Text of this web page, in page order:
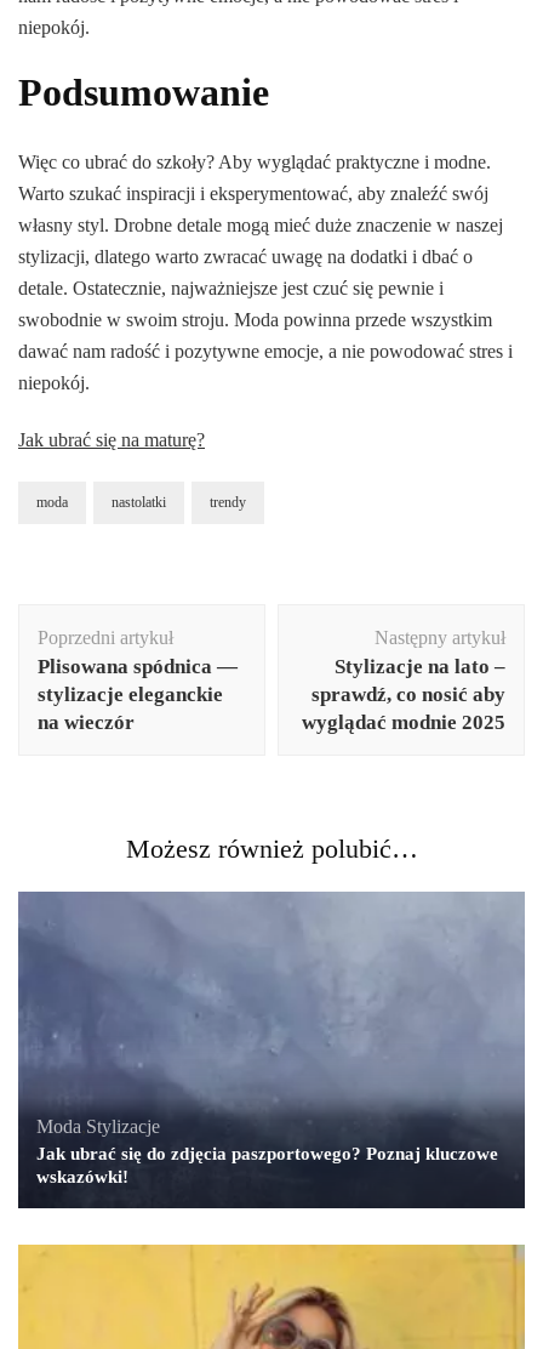
niepokój.
Podsumowanie
Więc co ubrać do szkoły? Aby wyglądać praktyczne i modne.
Warto szukać inspiracji i eksperymentować, aby znaleźć swój
własny styl. Drobne detale mogą mieć duże znaczenie w naszej
stylizacji, dlatego warto zwracać uwagę na dodatki i dbać o
detale. Ostatecznie, najważniejsze jest czuć się pewnie i
swobodnie w swoim stroju. Moda powinna przede wszystkim
dawać nam radość i pozytywne emocje, a nie powodować stres i
niepokój.
Jak ubrać się na maturę?
moda nastolatki trendy
wpisu
Poprzedni artykuł
Plisowana spódnica —
stylizacje eleganckie
na wieczór
Następny artykuł
Stylizacje na lato –
sprawdź, co nosić aby
wyglądać modnie 2025
Możesz również polubić…
Moda Stylizacje
Jak ubrać się do zdjęcia paszportowego? Poznaj kluczowe
wskazówki!